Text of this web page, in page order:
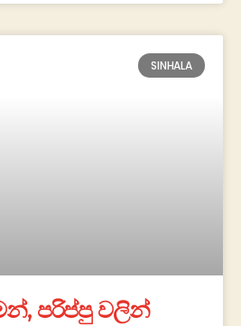
SINHALA
පරිප්පු වලින්